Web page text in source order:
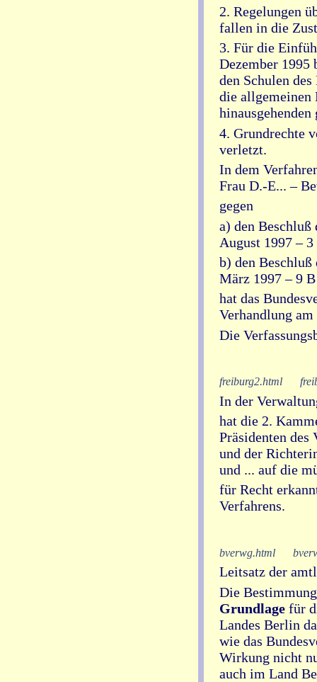
2. Regelungen
fallen in die
3. Für die
Dezember 1995
den Schulen
die allgemeinen
4. Grundrechte
verletzt.
In dem
Frau D.-E... –
gegen
a) den
August 1997 –
b) den
März 1997 – 9
hat das
Verhandlung
Die
freiburg2.html
In der
hat die 2.
Präsidenten des
und der
und ... auf die
für Recht
Verfahrens.
bverwg.html
Leitsatz der
Die
Grundlage für
Landes Berlin
wie das
Wirkung nicht
auch im Land